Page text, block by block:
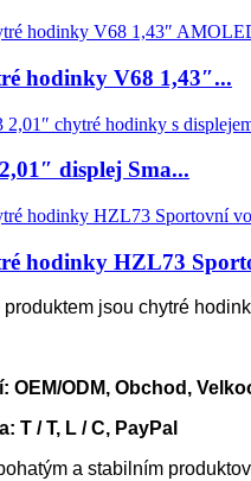
hodinky V68 1,43″...
displej Sma...
hodinky HZL73
produktem jsou chytré
OEM/ODM, Obchod,
T / T, L / C, PayPal
a stabilním